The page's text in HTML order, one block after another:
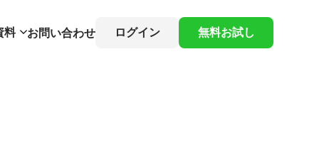
料 お問い合わせ ログイン 無料お試し